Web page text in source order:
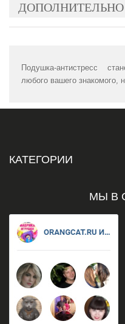
ДОПОЛНИТЕЛЬНО
Подушка-антистресс
любого вашего знакомого,
КАТЕГОРИИ
МЫ В